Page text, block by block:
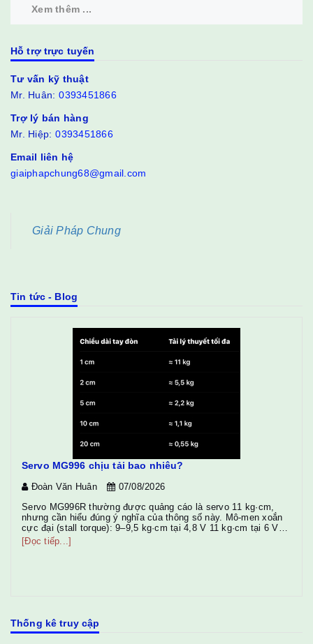
Xem thêm ...
Hỗ trợ trực tuyến
Tư vấn kỹ thuật
Mr. Huân: 0393451866
Trợ lý bán hàng
Mr. Hiệp: 0393451866
Email liên hệ
giaiphapchung68@gmail.com
Giải Pháp Chung
Tin tức - Blog
Servo MG996 chịu tải bao nhiêu?
Đoàn Văn Huân
07/08/2026
Servo MG996R thường được quảng cáo là servo 11 kg·cm,
nhưng cần hiểu đúng ý nghĩa của thông số này. Mô-men xoắn
cực đại (stall torque): 9–9,5 kg·cm tại 4,8 V 11 kg·cm tại 6 V
Điều đó có nghĩa là: Tuy nhiên trong thực tế không nên chạy ở
giới hạn này. Để servo bền và không bị rung hoặc quá nhiệ...
[Đọc tiếp...]
Thống kê truy cập